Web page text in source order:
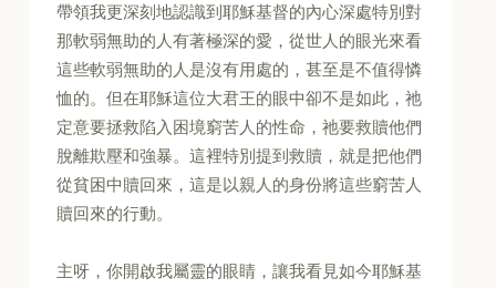
帶領我更深刻地認識到耶穌基督的內心深處特別對
那軟弱無助的人有著極深的愛，從世人的眼光來看
這些軟弱無助的人是沒有用處的，甚至是不值得憐
恤的。但在耶穌這位大君王的眼中卻不是如此，祂
定意要拯救陷入困境窮苦人的性命，祂要救贖他們
脫離欺壓和強暴。這裡特別提到救贖，就是把他們
從貧困中贖回來，這是以親人的身份將這些窮苦人
贖回來的行動。
主呀，你開啟我屬靈的眼睛，讓我看見如今耶穌基